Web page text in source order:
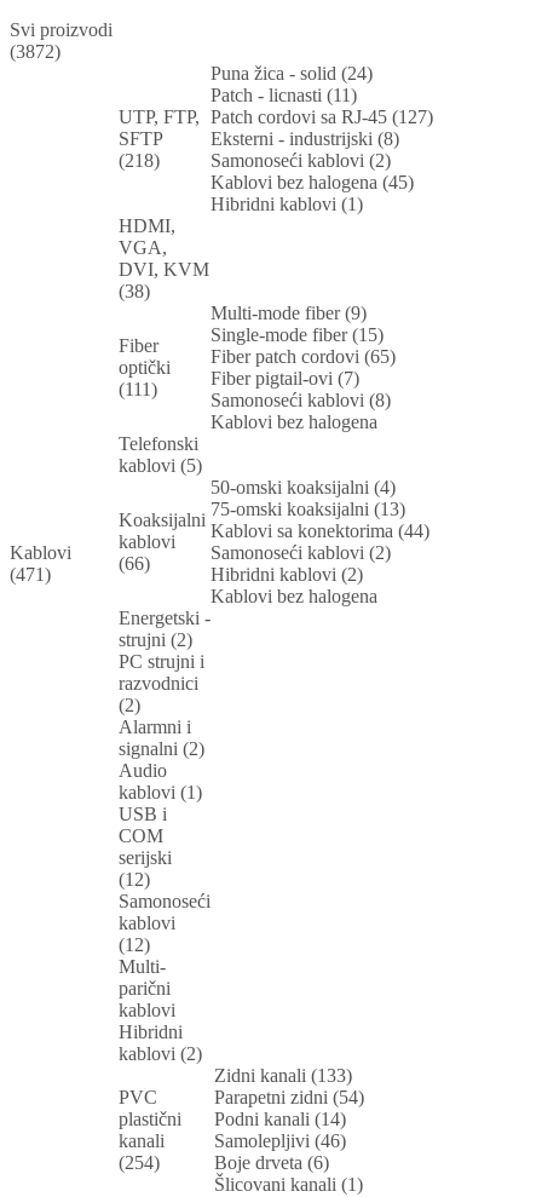
Svi proizvodi
(3872)
Kablovi
(471)
UTP, FTP,
SFTP
(218)
Puna žica - solid (24)
Patch - licnasti (11)
Patch cordovi sa RJ-45 (127)
Eksterni - industrijski (8)
Samonoseći kablovi (2)
Kablovi bez halogena (45)
Hibridni kablovi (1)
HDMI,
VGA,
DVI, KVM
(38)
Fiber
optički
(111)
Multi-mode fiber (9)
Single-mode fiber (15)
Fiber patch cordovi (65)
Fiber pigtail-ovi (7)
Samonoseći kablovi (8)
Kablovi bez halogena
Telefonski
kablovi (5)
Koaksijalni
kablovi
(66)
50-omski koaksijalni (4)
75-omski koaksijalni (13)
Kablovi sa konektorima (44)
Samonoseći kablovi (2)
Hibridni kablovi (2)
Kablovi bez halogena
Energetski -
strujni (2)
PC strujni i
razvodnici
(2)
Alarmni i
signalni (2)
Audio
kablovi (1)
USB i
COM
serijski
(12)
Samonoseći
kablovi
(12)
Multi-
parični
kablovi
Hibridni
kablovi (2)
PVC
plastični
kanali
(254)
Zidni kanali (133)
Parapetni zidni (54)
Podni kanali (14)
Samolepljivi (46)
Boje drveta (6)
Šlicovani kanali (1)